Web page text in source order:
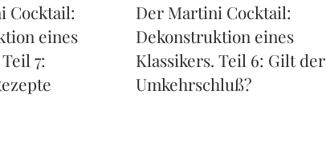
Cocktail:
eines
7:
Der Martini Cocktail:
Dekonstruktion eines
Klassikers. Teil 6: Gilt der
Umkehrschluß?